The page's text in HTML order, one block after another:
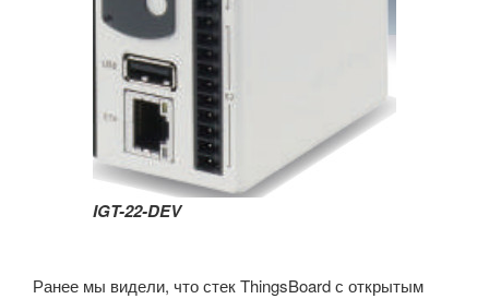
IGT-22-DEV
Ранее мы видели, что стек ThingsBoard с открытым